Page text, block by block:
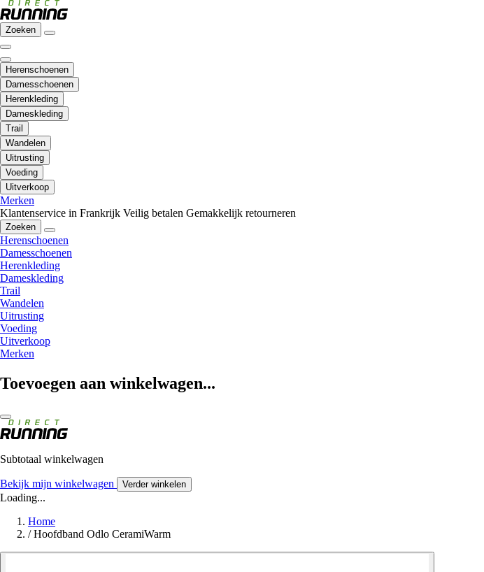
Zoeken
Herenschoenen
Damesschoenen
Herenkleding
Dameskleding
Trail
Wandelen
Uitrusting
Voeding
Uitverkoop
Merken
Klantenservice in Frankrijk Veilig betalen Gemakkelijk retourneren
Zoeken
Herenschoenen
Damesschoenen
Herenkleding
Dameskleding
Trail
Wandelen
Uitrusting
Voeding
Uitverkoop
Merken
Toevoegen aan winkelwagen...
Subtotaal winkelwagen
Bekijk mijn winkelwagen Verder winkelen
Loading...
Home
/ Hoofdband Odlo CeramiWarm